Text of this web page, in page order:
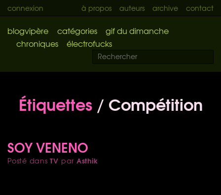
connexion à propos auteurs archive contact
blogvipère catégories
gif du dimanche
chroniques
électrofucks
Étiquettes/ Compétition
SOY VENENO
Posté dansTV par Asthik